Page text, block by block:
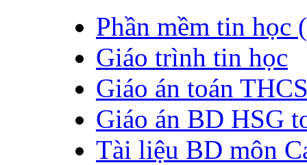
Phần mềm tin học
Giáo trình tin học
Giáo án toán
Giáo án BD HSG
Tài liệu BD môn